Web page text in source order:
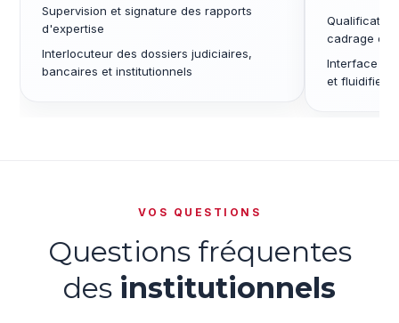
France.
Supervision et signature des rapports
d'expertise
Interlocuteur des dossiers judiciaires,
bancaires et institutionnels
sein de
cadrage
Interface
et fluidifier
VOS QUESTIONS
Questions fréquentes
des institutionnels